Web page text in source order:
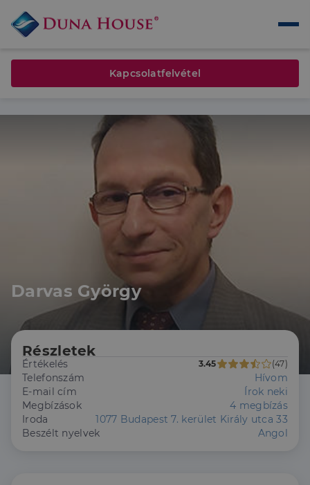
Kapcsolatfelvétel
Darvas György
Részletek
Értékelés 3.45 (47)
Telefonszám
Hívom
E-mail cím
Írok neki
Megbízások
4 megbízás
Iroda
1077 Budapest 7. kerület Király utca 33
Beszélt nyelvek
Angol